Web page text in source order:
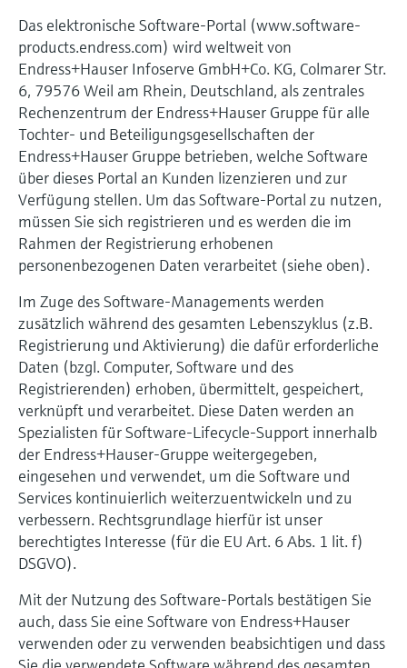
Das elektronische Software-Portal (www.software-
products.endress.com) wird weltweit von
Endress+Hauser Infoserve GmbH+Co. KG, Colmarer Str.
6, 79576 Weil am Rhein, Deutschland, als zentrales
Rechenzentrum der Endress+Hauser Gruppe für alle
Tochter- und Beteiligungsgesellschaften der
Endress+Hauser Gruppe betrieben, welche Software
über dieses Portal an Kunden lizenzieren und zur
Verfügung stellen. Um das Software-Portal zu nutzen,
müssen Sie sich registrieren und es werden die im
Rahmen der Registrierung erhobenen
personenbezogenen Daten verarbeitet (siehe oben).
Im Zuge des Software-Managements werden
zusätzlich während des gesamten Lebenszyklus (z.B.
Registrierung und Aktivierung) die dafür erforderliche
Daten (bzgl. Computer, Software und des
Registrierenden) erhoben, übermittelt, gespeichert,
verknüpft und verarbeitet. Diese Daten werden an
Spezialisten für Software-Lifecycle-Support innerhalb
der Endress+Hauser-Gruppe weitergegeben,
eingesehen und verwendet, um die Software und
Services kontinuierlich weiterzuentwickeln und zu
verbessern. Rechtsgrundlage hierfür ist unser
berechtigtes Interesse (für die EU Art. 6 Abs. 1 lit. f)
DSGVO).
Mit der Nutzung des Software-Portals bestätigen Sie
auch, dass Sie eine Software von Endress+Hauser
verwenden oder zu verwenden beabsichtigen und dass